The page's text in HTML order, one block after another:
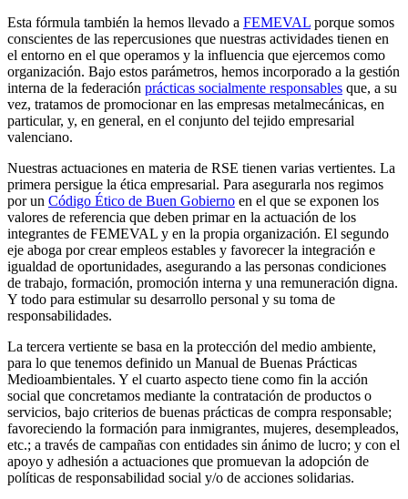
Esta fórmula también la hemos llevado a FEMEVAL porque somos
conscientes de las repercusiones que nuestras actividades tienen en
el entorno en el que operamos y la influencia que ejercemos como
organización. Bajo estos parámetros, hemos incorporado a la gestión
interna de la federación prácticas socialmente responsables que, a su
vez, tratamos de promocionar en las empresas metalmecánicas, en
particular, y, en general, en el conjunto del tejido empresarial
valenciano.
Nuestras actuaciones en materia de RSE tienen varias vertientes. La
primera persigue la ética empresarial. Para asegurarla nos regimos
por un Código Ético de Buen Gobierno en el que se exponen los
valores de referencia que deben primar en la actuación de los
integrantes de FEMEVAL y en la propia organización. El segundo
eje aboga por crear empleos estables y favorecer la integración e
igualdad de oportunidades, asegurando a las personas condiciones
de trabajo, formación, promoción interna y una remuneración digna.
Y todo para estimular su desarrollo personal y su toma de
responsabilidades.
La tercera vertiente se basa en la protección del medio ambiente,
para lo que tenemos definido un Manual de Buenas Prácticas
Medioambientales. Y el cuarto aspecto tiene como fin la acción
social que concretamos mediante la contratación de productos o
servicios, bajo criterios de buenas prácticas de compra responsable;
favoreciendo la formación para inmigrantes, mujeres, desempleados,
etc.; a través de campañas con entidades sin ánimo de lucro; y con el
apoyo y adhesión a actuaciones que promuevan la adopción de
políticas de responsabilidad social y/o de acciones solidarias.